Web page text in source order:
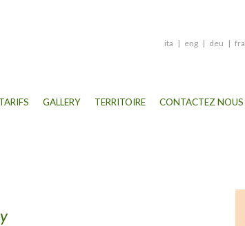
ita | eng | deu | fra
TARIFS GALLERY TERRITOIRE CONTACTEZ NOUS